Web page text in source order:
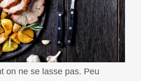
recette familiale et
on ne se lasse pas. Peu